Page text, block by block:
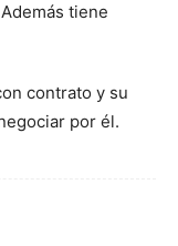
tiene
contrato y su
por él.